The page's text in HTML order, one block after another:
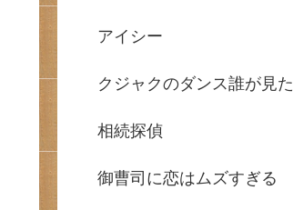
アイシー
クジャクのダンス誰が見た
相続探偵
御曹司に恋はムズすぎる